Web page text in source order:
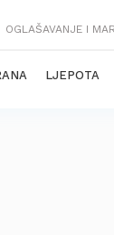
OGLAŠAVANJE I
LJEPOTA